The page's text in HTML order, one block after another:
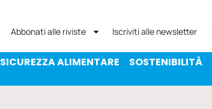
Abbonati alle riviste Iscriviti alle newsletter
SICUREZZA ALIMENTARE SOSTENIBILITÀ